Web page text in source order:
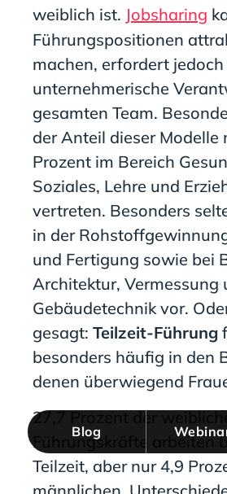
weiblich ist. Jobsharing
Führungspositionen
machen, erfordert
unternehmerische
gesamten Team.
der Anteil dieser Modelle
Prozent im Bereich
Soziales, Lehre und
vertreten. Besonders
in der
und Fertigung sowie bei
Architektur, Vermessung
Gebäudetechnik vor.
gesagt: Teilzeit-Führung
besonders häufig in den
denen überwiegend
27,7 Prozent der
Führungskräfte arbeiten
Teilzeit, aber nur 4,9
Blog